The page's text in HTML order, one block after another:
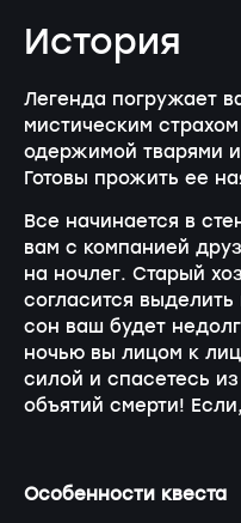
История
Легенда погружает
мистическим
одержимой тварями
Готовы прожить ее
Все начинается в
вам с компанией
на ночлег. Старый
согласится
сон ваш будет
ночью вы лицом к
силой и спасетесь
объятий смерти!
Особенности квеста